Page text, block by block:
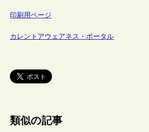
印刷用ページ
カレントアウェアネス・ポータル
類似の記事